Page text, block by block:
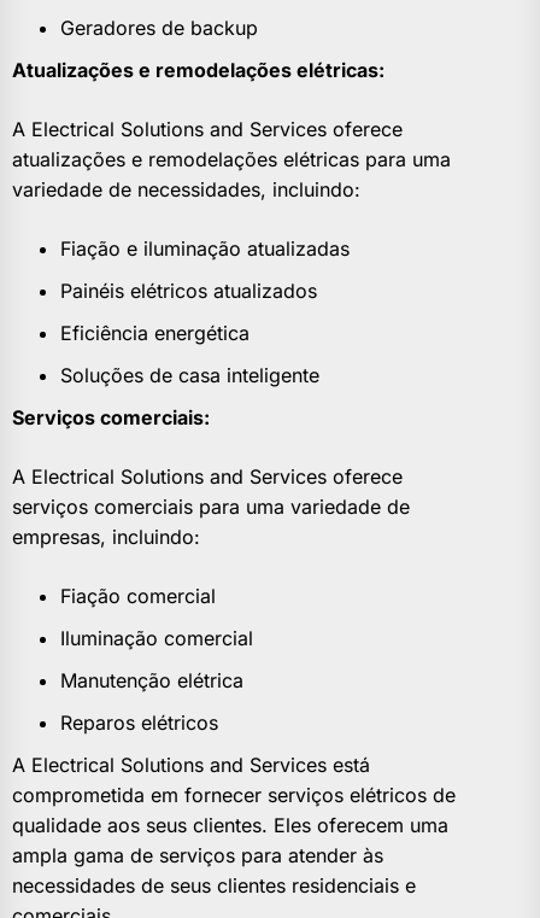
Geradores de backup
Atualizações e remodelações elétricas:
A Electrical Solutions and Services oferece
atualizações e remodelações elétricas para uma
variedade de necessidades, incluindo:
Fiação e iluminação atualizadas
Painéis elétricos atualizados
Eficiência energética
Soluções de casa inteligente
Serviços comerciais:
A Electrical Solutions and Services oferece
serviços comerciais para uma variedade de
empresas, incluindo:
Fiação comercial
Iluminação comercial
Manutenção elétrica
Reparos elétricos
A Electrical Solutions and Services está
comprometida em fornecer serviços elétricos de
qualidade aos seus clientes. Eles oferecem uma
ampla gama de serviços para atender às
necessidades de seus clientes residenciais e